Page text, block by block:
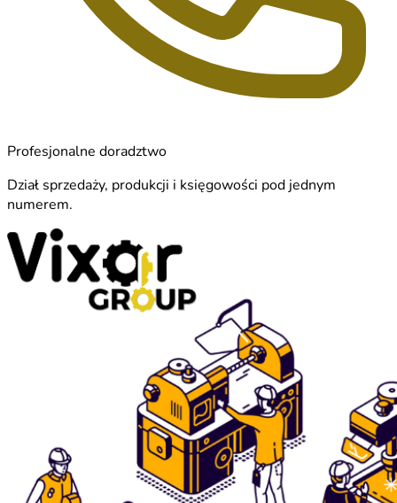
Profesjonalne doradztwo
Dział sprzedaży, produkcji i księgowości pod jednym
numerem.